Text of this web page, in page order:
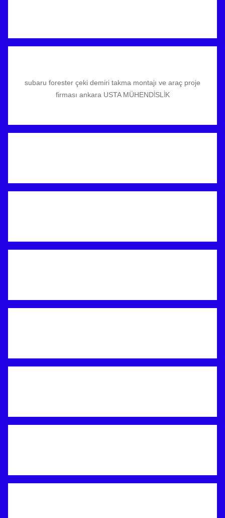
subaru forester çeki demiri takma montajı ve araç proje
firması ankara USTA MÜHENDİSLİK